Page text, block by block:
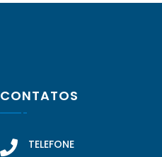
CONTATOS
TELEFONE